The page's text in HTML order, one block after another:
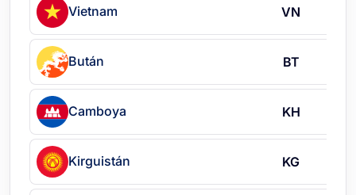
Vietnam VN
Bután BT
Camboya KH
Kirguistán KG